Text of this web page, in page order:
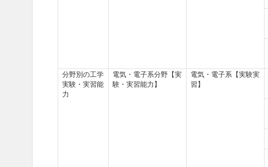
分野別の工学
実験・実習能
力
電気・電子系分野【実
験・実習能力】
電気・電子系【実験実
習】